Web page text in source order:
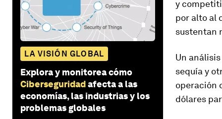
LA VISIÓN GLOBAL
Explora y monitorea cómo
Ciberseguridadafecta a las
economías, las industrias y los
problemas globales
y
por alto al
sustentan
Un
sequía y
operación
dólares